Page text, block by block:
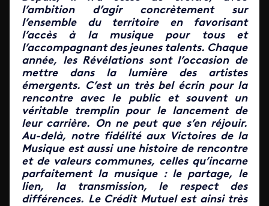
l’ambition d’agir concrètement sur
l’ensemble du territoire en favorisant
l’accès à la musique pour tous et
l’accompagnant des jeunes talents. Chaque
année, les Révélations sont l’occasion de
mettre dans la lumière des artistes
émergents. C’est un très bel écrin pour la
rencontre avec le public et souvent un
véritable tremplin pour le lancement de
leur carrière. On ne peut que s’en réjouir.
Au-delà, notre fidélité aux Victoires de la
Musique est aussi une histoire de rencontre
et de valeurs communes, celles qu’incarne
parfaitement la musique : le partage, le
lien, la transmission, le respect des
différences. Le Crédit Mutuel est ainsi très